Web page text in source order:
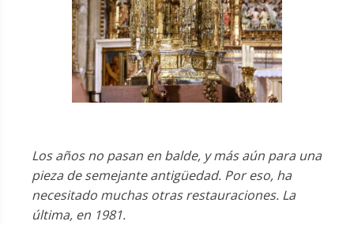
Los años no pasan en balde, y más aún para una
pieza de semejante antigüedad. Por eso, ha
necesitado muchas otras restauraciones. La
última, en 1981.